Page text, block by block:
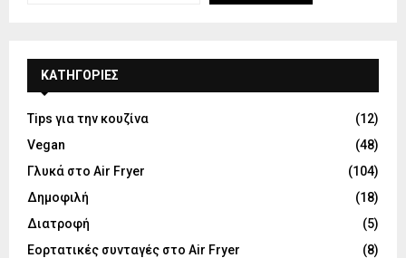
KΑΤΗΓΟΡΊΕΣ
Tips για την κουζίνα
(12)
Vegan
(48)
Γλυκά στο Air Fryer
(104)
Δημοφιλή
(18)
Διατροφή
(5)
Εορτατικές συνταγές στο Air Fryer
(8)